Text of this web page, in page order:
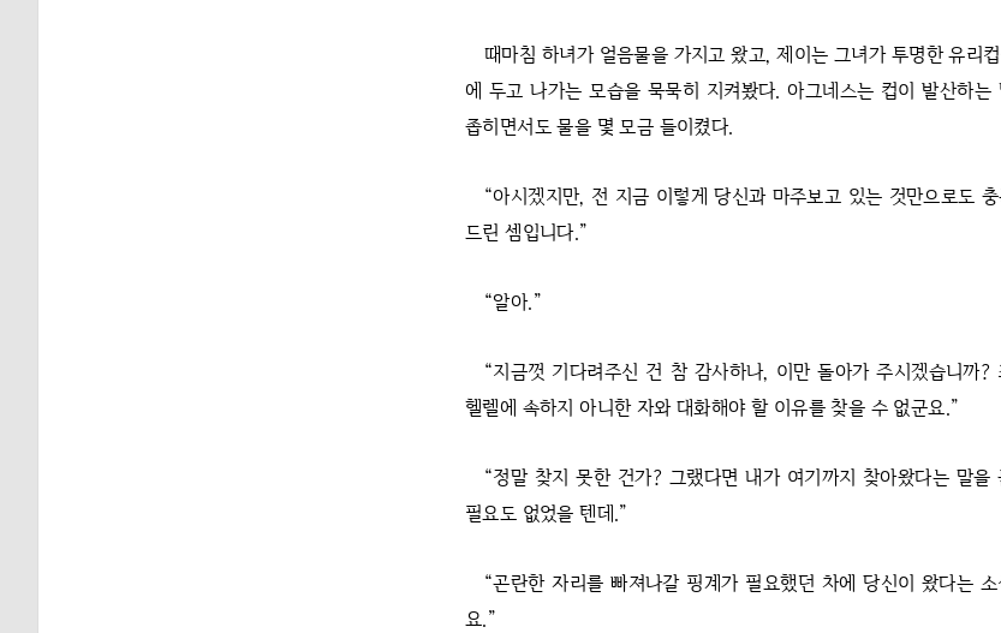
때마침 하녀가 얼음물을 가지고 왔고, 제이는 그녀가 투명한 유리
에 두고 나가는 모습을 묵묵히 지켜봤다. 아그네스는 컵이 발산하는
좁히면서도 물을 몇 모금 들이켰다.
“아시겠지만, 전 지금 이렇게 당신과 마주보고 있는 것만으로도
드린 셈입니다.”
“알아.”
“지금껏 기다려주신 건 참 감사하나, 이만 돌아가 주시겠습니까?
헬렐에 속하지 아니한 자와 대화해야 할 이유를 찾을 수 없군요.”
“정말 찾지 못한 건가? 그랬다면 내가 여기까지 찾아왔다는 말을
필요도 없었을 텐데.”
“곤란한 자리를 빠져나갈 핑계가 필요했던 차에 당신이 왔다는
요.”